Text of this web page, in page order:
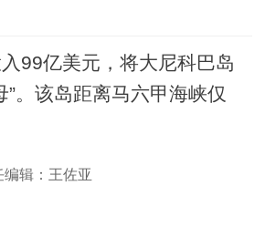
99亿美元，将大尼科巴岛
”。该岛距离马六甲海峡仅
编辑：王佐亚